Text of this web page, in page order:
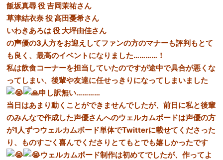
飯坂真尋 役 吉岡茉祐さん
草津結衣奈 役 高田憂希さん
いわきあろは 役 大坪由佳さん
の声優の3人方をお迎えしてファンの方のマナーも評判もとて
も良く、最高のイベントになりました…………！
私は飲食コーナーを担当していたのですが途中で具合が悪くな
ってしまい、後輩や友達に任せっきりになってしまいました
申し訳無い…………
当日はあまり動くことができませんでしたが、前日に私と後輩
のみんなで作成した声優さんへのウェルカムボードは声優の方
が1人ずつウェルカムボード単体でTwitterに載せてくださった
り、ものすごく喜んでくださりとてもとでも嬉しかったです
ウェルカムボード制作は初めてでしたが、作ってよ